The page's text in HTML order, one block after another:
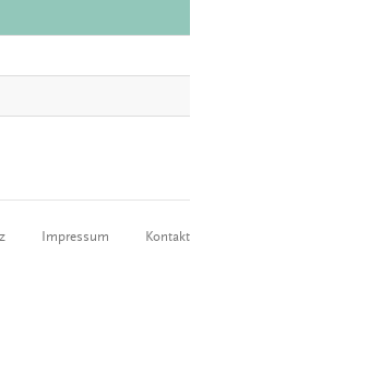
Impressum Kontakt